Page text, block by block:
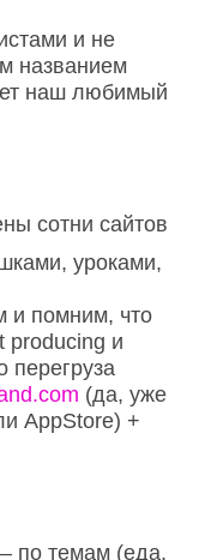
и не
названием
наш любимый
сотни сайтов
уроками,
помним, что
producing и
перегруза
(да, уже
AppStore) +
по темам (еда,